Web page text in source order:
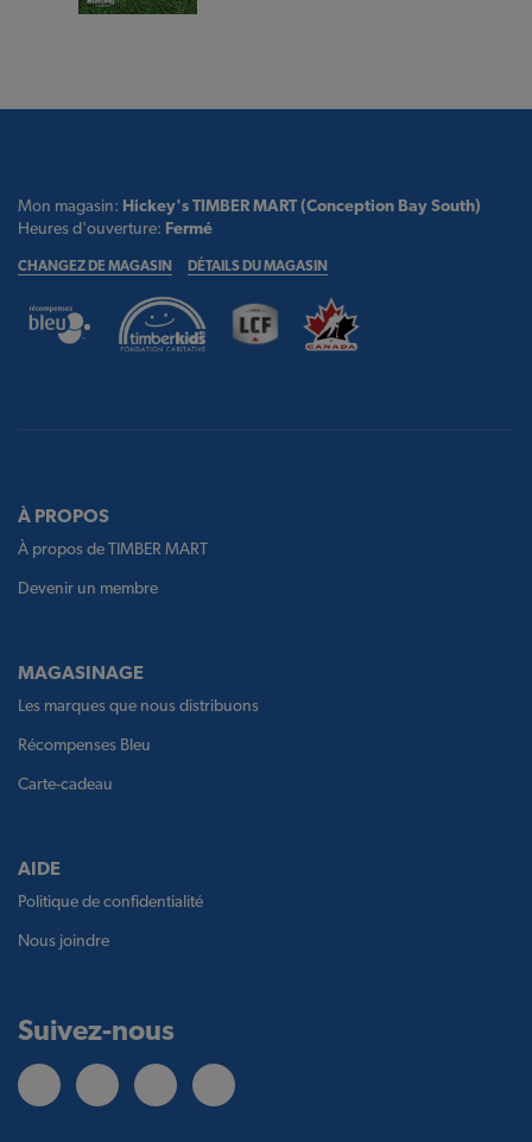
Mon magasin: Hickey's TIMBER MART (Conception Bay South)
Heures d'ouverture: Fermé
CHANGEZ DE MAGASIN DÉTAILS DU MAGASIN
À PROPOS
À propos de TIMBER MART
Devenir un membre
MAGASINAGE
Les marques que nous distribuons
Récompenses Bleu
Carte-cadeau
AIDE
Politique de confidentialité
Nous joindre
Suivez-nous